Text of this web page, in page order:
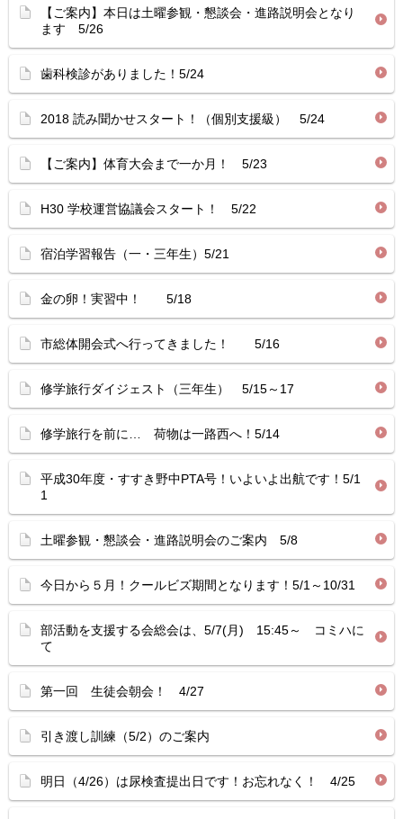
【ご案内】本日は土曜参観・懇談会・進路説明会となり
ます 5/26
歯科検診がありました！5/24
2018 読み聞かせスタート！（個別支援級） 5/24
【ご案内】体育大会まで一か月！ 5/23
H30 学校運営協議会スタート！ 5/22
宿泊学習報告（一・三年生）5/21
金の卵！実習中！ 5/18
市総体開会式へ行ってきました！ 5/16
修学旅行ダイジェスト（三年生） 5/15～17
修学旅行を前に… 荷物は一路西へ！5/14
平成30年度・すすき野中PTA号！いよいよ出航です！5/1
1
土曜参観・懇談会・進路説明会のご案内 5/8
今日から５月！クールビズ期間となります！5/1～10/31
部活動を支援する会総会は、5/7(月) 15:45～ コミハに
て
第一回 生徒会朝会！ 4/27
引き渡し訓練（5/2）のご案内
明日（4/26）は尿検査提出日です！お忘れなく！ 4/25